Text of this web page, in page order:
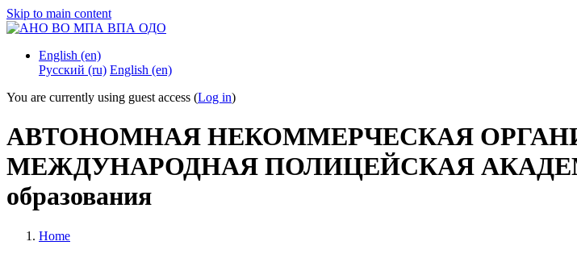
Skip to main content
English ‎(en)‎
Русский ‎(ru)‎ English ‎(en)‎
You are currently using guest access (Log in)
АВТОНОМНАЯ НЕКОММЕРЧЕСКАЯ
МЕЖДУНАРОДНАЯ ПОЛИЦЕЙСКАЯ
образования
Home